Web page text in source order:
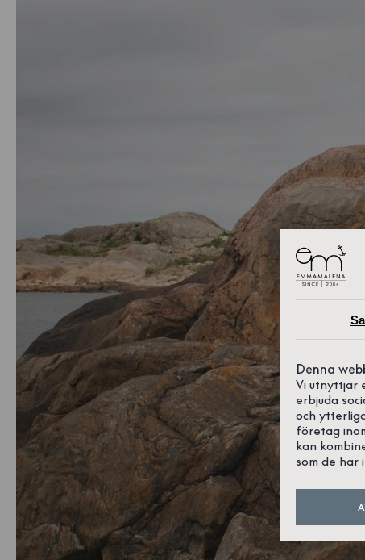
Denna
Vi utnyttjar
erbjuda
och
företag
kan
som de har